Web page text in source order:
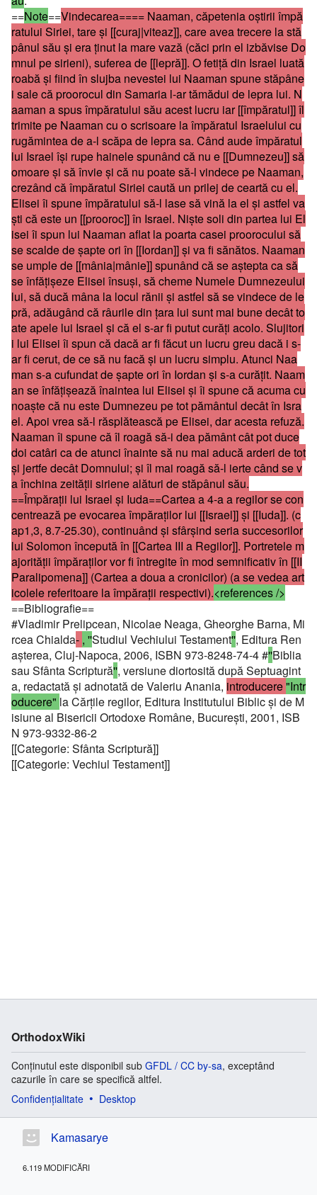
==Note==Vindecarea==== Naaman, căpetenia oştirii împă
ratului Siriei, tare şi [[curaj|viteaz]], care avea trecere la stă
pânul său şi era ţinut la mare vază (căci prin el izbăvise Do
mnul pe sirieni), suferea de [[lepră]]. O fetiţă din Israel luată
roabă şi fiind în slujba nevestei lui Naaman spune stăpâne
i sale că proorocul din Samaria l-ar tămădui de lepra lui. N
aaman a spus împăratului său acest lucru iar [[împăratul]] îl
trimite pe Naaman cu o scrisoare la împăratul Israelului cu
rugămintea de a-l scăpa de lepra sa. Când aude împăratul
lui Israel îşi rupe hainele spunând că nu e [[Dumnezeu]] să
omoare şi să învie şi că nu poate să-l vindece pe Naaman,
crezând că împăratul Siriei caută un prilej de ceartă cu el.
Elisei îi spune împăratului să-l lase să vină la el şi astfel va
şti că este un [[prooroc]] în Israel. Nişte soli din partea lui El
isei îi spun lui Naaman aflat la poarta casei proorocului să
se scalde de şapte ori în [[Iordan]] şi va fi sănătos. Naaman
se umple de [[mânia|mânie]] spunând că se aştepta ca să
se înfăţişeze Elisei însuşi, să cheme Numele Dumnezeului
lui, să ducă mâna la locul rănii şi astfel să se vindece de le
pră, adăugând că râurile din ţara lui sunt mai bune decât to
ate apele lui Israel şi că el s-ar fi putut curăţi acolo. Slujitori
i lui Elisei îi spun că dacă ar fi făcut un lucru greu dacă i s-
ar fi cerut, de ce să nu facă şi un lucru simplu. Atunci Naa
man s-a cufundat de şapte ori în Iordan şi s-a curăţit. Naam
an se înfăţişează înaintea lui Elisei şi îi spune că acuma cu
noaşte că nu este Dumnezeu pe tot pământul decât în Isra
el. Apoi vrea să-l răsplătească pe Elisei, dar acesta refuză.
Naaman îi spune că îl roagă să-i dea pământ cât pot duce
doi catâri ca de atunci înainte să nu mai aducă arderi de tot
şi jertfe decât Domnului; şi îl mai roagă să-l ierte când se v
a închina zeităţii siriene alături de stăpânul său.
==Împăraţii lui Israel şi Iuda==Cartea a 4-a a regilor se con
centrează pe evocarea împăraţilor lui [[Israel]] şi [[Iuda]]. (c
ap1,3, 8.7-25.30), continuând şi sfârşind seria succesorilor
lui Solomon începută în [[Cartea III a Regilor]]. Portretele m
ajorităţii împăraţilor vor fi întregite în mod semnificativ în [[II
Paralipomena]] (Cartea a doua a cronicilor) (a se vedea art
icolele referitoare la împăraţii respectivi).<references />
==Bibliografie==
#Vladimir Prelipcean, Nicolae Neaga, Gheorghe Barna, Mi
rcea Chialda- , ''Studiul Vechiului Testament'', Editura Ren
aşterea, Cluj-Napoca, 2006, ISBN 973-8248-74-4 #''Biblia
sau Sfânta Scriptură'', versiune diortosită după Septuagint
a, redactată şi adnotată de Valeriu Anania, introducere"Intr
oducere" la Cărţile regilor, Editura Institutului Biblic şi de M
isiune al Bisericii Ortodoxe Române, Bucureşti, 2001, ISB
N 973-9332-86-2
[[Categorie: Sfânta Scriptură]]
[[Categorie: Vechiul Testament]]
Kamasarye
6.119 MODIFICĂRI
OrthodoxWiki
Conținutul este disponibil sub GFDL / CC by-sa, exceptând
cazurile în care se specifică altfel.
Confidențialitate
Desktop